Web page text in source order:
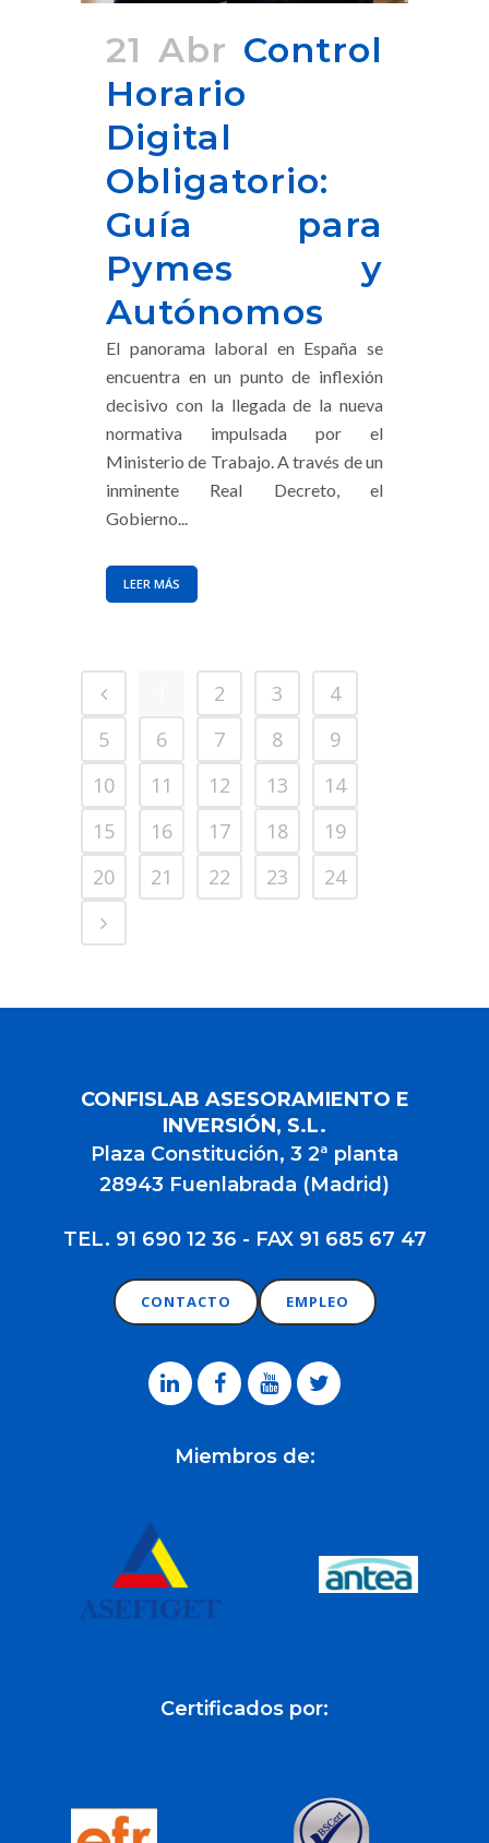
21 Abr Control
Horario
Digital
Obligatorio:
Guía para
Pymes y
Autónomos
El panorama laboral en España se
encuentra en un punto de inflexión
decisivo con la llegada de la nueva
normativa impulsada por el
Ministerio de Trabajo. A través de un
inminente Real Decreto, el
Gobierno...
LEER MÁS
2 3
4
5
6 7 8
9
10
11 12 13
14
15
16 17 18
19
20
21 22 23 24
CONFISLAB ASESORAMIENTO E
INVERSIÓN, S.L.
Plaza Constitución, 3 2ª planta
28943 Fuenlabrada (Madrid)
TEL. 91 690 12 36 - FAX 91 685 67 47
CONTACTO EMPLEO
Miembros de:
Certificados por: